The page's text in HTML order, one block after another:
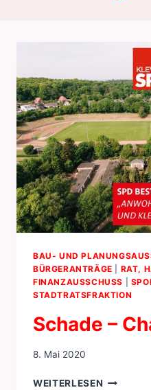
BAU- UND
BÜRGERANTRÄGE
RAT,
FINANZAUSSCHUSS
STADTRATSFRAKTION
Schade –
8. Mai 2020
WEITERLESEN SCHADE